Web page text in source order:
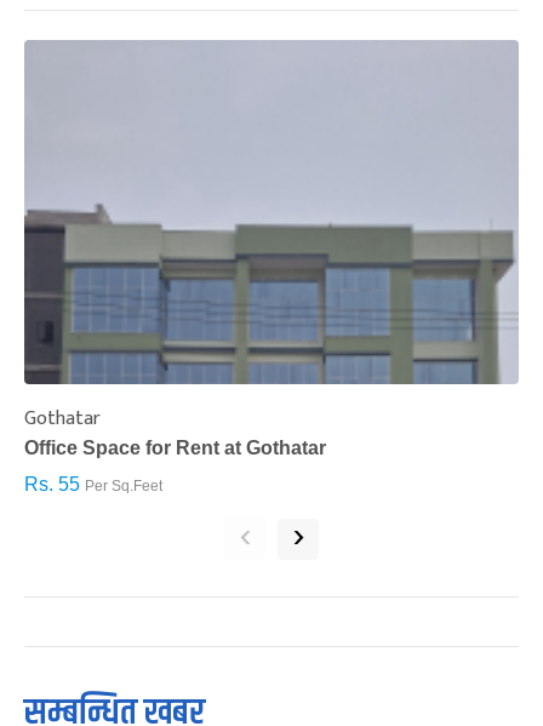
Gothatar
Office Space for Rent at Gothatar
Rs. 55 Per Sq.Feet
‹ ›
सम्बन्धित खबर